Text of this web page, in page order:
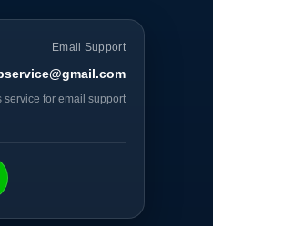
Email Support
service for email support